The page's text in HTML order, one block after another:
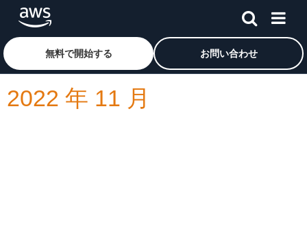
メインコンテンツに移動
アマゾン ウェブ サービスのホームページに戻るには、こ
無料で開始する お問い合わせ
2022 年 11 月